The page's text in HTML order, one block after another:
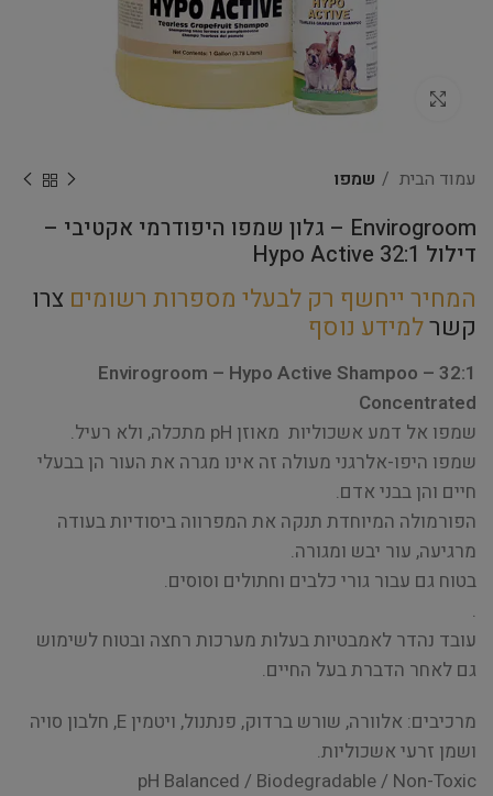
Click to enlarge
עמוד הבית שמפו
Envirogroom – גלון שמפו היפודרמי אקטיבי –
דילול 32:1 Hypo Active
המחיר ייחשף רק לבעלי מספרות רשומים צרו
קשרלמידע נוסף
Envirogroom – Hypo Active Shampoo – 32:1
Concentrated
שמפו אל דמע אשכוליות מאוזן pH מתכלה, ולא רעיל.
שמפו היפו-אלרגני מעולה זה אינו מגרה את העור הן בבעלי
חיים והן בבני אדם.
הפורמולה המיוחדת תנקה את המפרווה ביסודיות בעודה
מרגיעה, עור יבש ומגורה.
בטוח גם עבור גורי כלבים וחתולים וסוסים.
.
עובד נהדר לאמבטיות בעלות מערכות רחצה ובטוח לשימוש
גם לאחר הדברת בעל החיים.
מרכיבים: אלוורה, שורש ברדוק, פנתנול, ויטמין E, חלבון סויה
ושמן זרעי אשכוליות.
pH Balanced / Biodegradable / Non-Toxic